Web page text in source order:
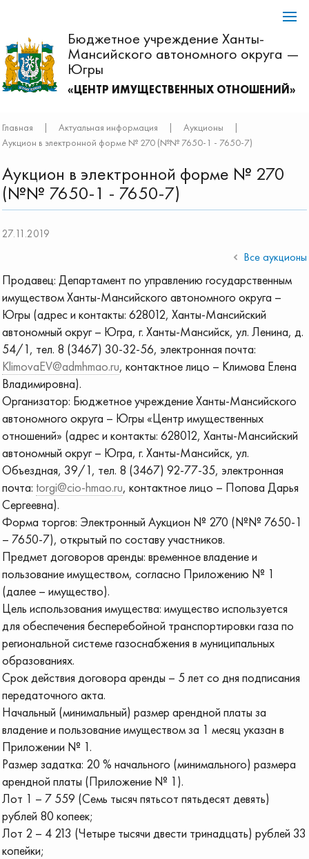
Бюджетное учреждение Ханты-
Мансийского автономного округа —
Югры
«ЦЕНТР ИМУЩЕСТВЕННЫХ ОТНОШЕНИЙ»
Главная | Актуальная информация | Аукционы
|
Аукцион в электронной форме № 270 (№№ 7650-1 - 7650-7)
Аукцион в электронной форме № 270
(№№ 7650-1 - 7650-7)
27.11.2019
Все аукционы
Продавец: Департамент по управлению государственным
имуществом Ханты-Мансийского автономного округа –
Югры (адрес и контакты: 628012, Ханты-Мансийский
автономный округ – Югра, г. Ханты-Мансийск, ул. Ленина, д.
54/1, тел. 8 (3467) 30-32-56, электронная почта:
KlimovaEV@admhmao.ru, контактное лицо – Климова Елена
Владимировна).
Организатор: Бюджетное учреждение Ханты-Мансийского
автономного округа – Югры «Центр имущественных
отношений» (адрес и контакты: 628012, Ханты-Мансийский
автономный округ – Югра, г. Ханты-Мансийск, ул.
Объездная, 39/1, тел. 8 (3467) 92-77-35, электронная
почта: torgi@cio-hmao.ru, контактное лицо – Попова Дарья
Сергеевна).
Форма торгов: Электронный Аукцион № 270 (№№ 7650-1
– 7650-7), открытый по составу участников.
Предмет договоров аренды: временное владение и
пользование имуществом, согласно Приложению № 1
(далее – имущество).
Цель использования имущества: имущество используется
для обеспечения бесперебойной транспортировки газа по
региональной системе газоснабжения в муниципальных
образованиях.
Срок действия договора аренды – 5 лет со дня подписания
передаточного акта.
Начальный (минимальный) размер арендной платы за
владение и пользование имуществом за 1 месяц указан в
Приложении № 1.
Размер задатка: 20 % начального (минимального) размера
арендной платы (Приложение № 1).
Лот 1 – 7 559 (Семь тысяч пятьсот пятьдесят девять)
рублей 80 копеек;
Лот 2 – 4 213 (Четыре тысячи двести тринадцать) рублей 33
копейки;